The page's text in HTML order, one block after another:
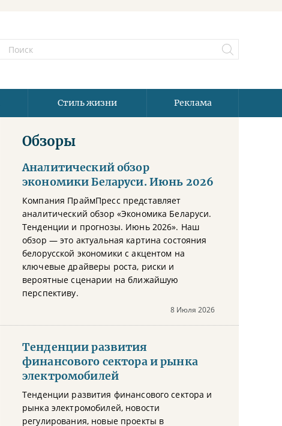
Стиль жизни Реклама
Обзоры
Аналитический обзор
экономики Беларуси. Июнь 2026
Компания ПраймПресс представляет
аналитический обзор «Экономика Беларуси.
Тенденции и прогнозы. Июнь 2026». Наш
обзор — это актуальная картина состояния
белорусской экономики с акцентом на
ключевые драйверы роста, риски и
вероятные сценарии на ближайшую
перспективу.
8 Июля 2026
Тенденции развития
финансового сектора и рынка
электромобилей
Тенденции развития финансового сектора и
рынка электромобилей, новости
регулирования, новые проекты в